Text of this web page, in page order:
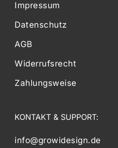
Impressum
Datenschutz
AGB
Widerrufsrecht
Zahlungsweise
KONTAKT & SUPPORT:
info@growidesign.de